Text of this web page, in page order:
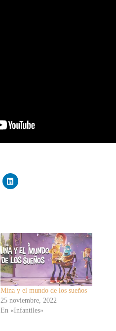
Mina y el mundo de los sueños
25 noviembre, 2022
En «Infantiles»